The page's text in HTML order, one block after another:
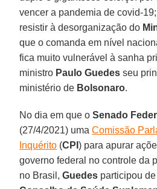
vencer a pandemia de covid-
resistir à desorganização do
que o comanda em nível
fica muito vulnerável à sanha
ministro Paulo Guedes seu
ministério de Bolsonaro.
No dia em que oSenado
(27/4/2021) umaComissão
Inquérito (CPI) para apurar
governo federal no controle da
no Brasil,Guedes participou